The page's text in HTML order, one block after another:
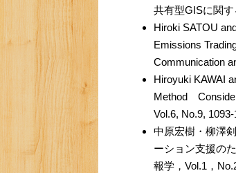
共有型GISに関
Hiroki SATOU
Emissions
Communication
Hiroyuki KAWAI
Method
Vol.6, No.9, 1093-
中原宏樹・柳澤
ーション支援の
報学，Vol.1，